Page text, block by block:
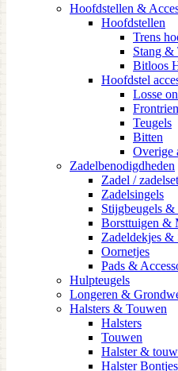
Hoofdstellen &
Hoofdstellen
Trens
Stang &
Bitloos
Hoofdstel
Losse
Teugels
Bitten
Overige
Zadelbenodigdheden
Zadel / zadelset
Zadelsingels
Stijgbeugels &
Borsttuigen &
Zadeldekjes &
Oornetjes
Pads &
Hulpteugels
Longeren &
Halsters & Touwen
Halsters
Touwen
Halster &
Halster Bontjes